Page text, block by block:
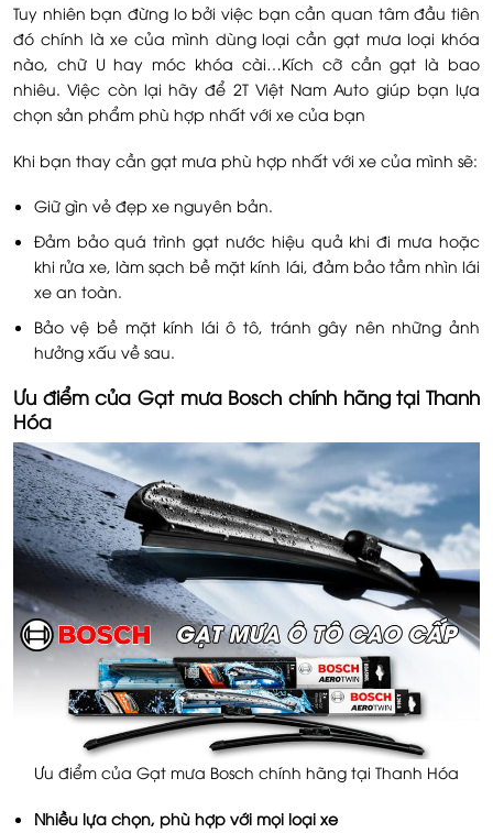
Tuy nhiên bạn đừng lo bởi việc bạn cần quan tâm đầu tiên
đó chính là xe của mình dùng loại cần gạt mưa loại khóa
nào, chữ U hay móc khóa cài…Kích cỡ cần gạt là bao
nhiêu. Việc còn lại hãy để 2T Việt Nam Auto giúp bạn lựa
chọn sản phẩm phù hợp nhất với xe của bạn
Khi bạn thay cần gạt mưa phù hợp nhất với xe của mình sẽ:
Giữ gìn vẻ đẹp xe nguyên bản.
Đảm bảo quá trình gạt nước hiệu quả khi đi mưa hoặc
khi rửa xe, làm sạch bề mặt kính lái, đảm bảo tầm nhìn lái
xe an toàn.
Bảo vệ bề mặt kính lái ô tô, tránh gây nên những ảnh
hưởng xấu về sau.
Ưu điểm của Gạt mưa Bosch chính hãng tại Thanh
Hóa
Ưu điểm của Gạt mưa Bosch chính hãng tại Thanh Hóa
Nhiều lựa chọn, phù hợp với mọi loại xe